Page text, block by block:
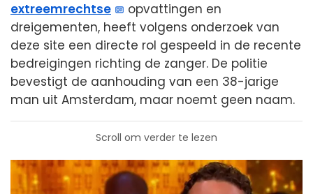
extreemrechtse
opvattingen en
dreigementen, heeft volgens onderzoek van
deze site een directe rol gespeeld in de recente
bedreigingen richting de zanger. De politie
bevestigt de aanhouding van een 38-jarige
man uit Amsterdam, maar noemt geen naam.
Scroll om verder te lezen